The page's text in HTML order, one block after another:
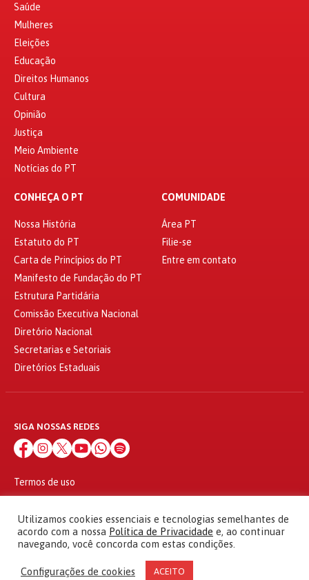
Saúde
Mulheres
Eleições
Educação
Direitos Humanos
Cultura
Opinião
Justiça
Meio Ambiente
Notícias do PT
CONHEÇA O PT
Nossa História
Estatuto do PT
Carta de Princípios do PT
Manifesto de Fundação do PT
Estrutura Partidária
Comissão Executiva Nacional
Diretório Nacional
Secretarias e Setoriais
Diretórios Estaduais
COMUNIDADE
Área PT
Filie-se
Entre em contato
SIGA NOSSAS REDES
Termos de uso
© 2010 - 2026
Partido dos Trabalhadores Todos os direitos reservados
Utilizamos cookies essenciais e tecnologias semelhantes de
acordo com a nossa Política de Privacidade e, ao continuar
navegando, você concorda com estas condições.
Configurações de cookies ACEITO